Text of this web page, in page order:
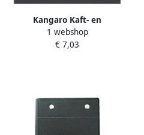
Kangaro Kaft- en
inpakpapier 500x50cm kraft
60gr zwart setÃƒÆ 3rol
1 webshop
€ 7,03